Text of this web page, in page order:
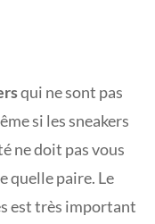
qui ne sont pas
si les sneakers
ne doit pas vous
quelle paire. Le
est très important